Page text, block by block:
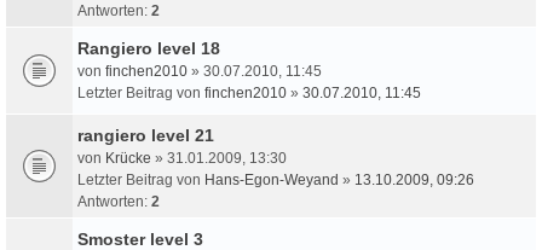
Antworten: 2
Rangiero level 18
von finchen2010 » 30.07.2010, 11:45
Letzter Beitrag von finchen2010 » 30.07.2010, 11:45
rangiero level 21
von Krücke » 31.01.2009, 13:30
Letzter Beitrag von Hans-Egon-Weyand » 13.10.2009, 09:26
Antworten: 2
Smoster level 3